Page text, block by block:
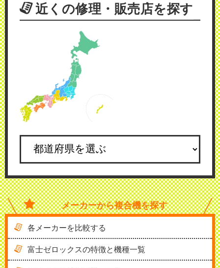
近くの修理・販売店を探す
メーカーから複合機を探す
各メーカーを比較する
富士ゼロックスの特徴と機種一覧